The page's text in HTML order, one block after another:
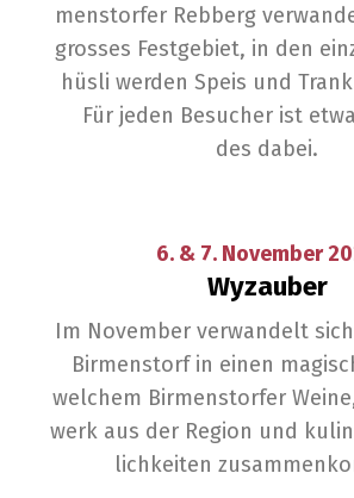
menstor­fer Reb­berg
gros­ses Fest­ge­biet, in den
hüs­li wer­den Speis und
Für jeden Besu­cher ist
des dabei.
6. & 7. Novem­ber
Wyzau­ber
Im Novem­ber ver­wan­delt
Bir­menstorf in einen
wel­chem Bir­menstor­fer
werk aus der Regi­on und
lich­kei­ten